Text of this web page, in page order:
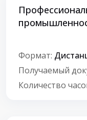
Формат:
Получаемый
Количество